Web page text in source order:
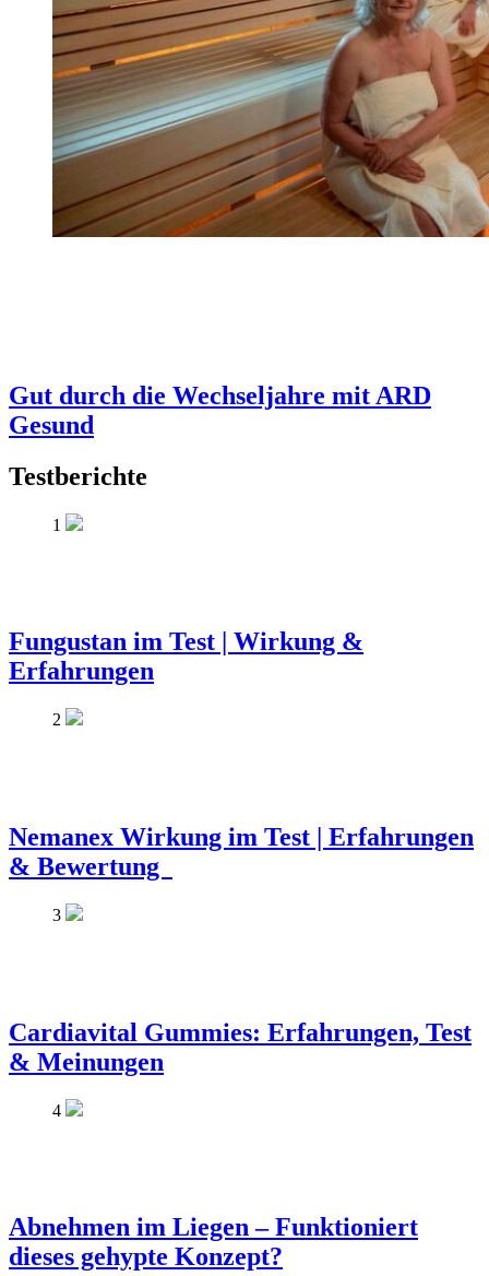
Gut durch die Wechseljahre mit ARD
Gesund
Testberichte
1
Fungustan im Test | Wirkung &
Erfahrungen
2
Nemanex Wirkung im Test | Erfahrungen
& Bewertung
3
Cardiavital Gummies: Erfahrungen, Test
& Meinungen
4
Abnehmen im Liegen – Funktioniert
dieses gehypte Konzept?